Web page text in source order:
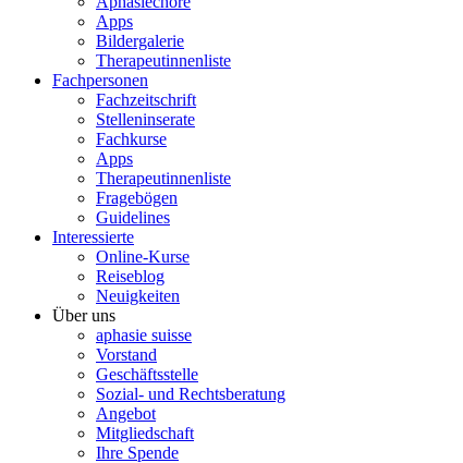
Apps
Bildergalerie
Therapeutinnenliste
Fachpersonen
Fachzeitschrift
Stelleninserate
Fachkurse
Apps
Therapeutinnenliste
Fragebögen
Guidelines
Interessierte
Online-Kurse
Reiseblog
Neuigkeiten
Über uns
aphasie suisse
Vorstand
Geschäftsstelle
Sozial- und Rechtsberatung
Angebot
Mitgliedschaft
Ihre Spende